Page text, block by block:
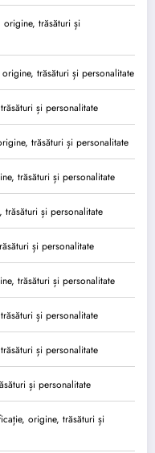
origine, trăsături și
trăsături și personalitate
și personalitate
trăsături și personalitate
trăsături și personalitate
trăsături și personalitate
și personalitate
trăsături și personalitate
și personalitate
și personalitate
și personalitate
origine, trăsături și